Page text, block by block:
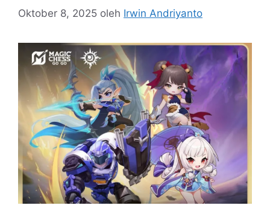
Oktober 8, 2025 oleh Irwin Andriyanto